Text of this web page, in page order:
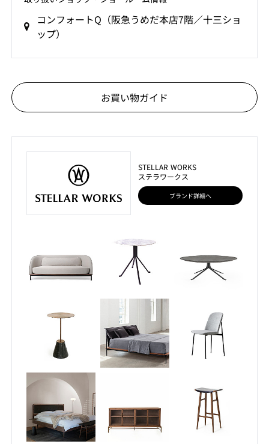
コンフォートQ（阪急うめだ本店7階／十三ショ
ップ）
お買い物ガイド
STELLAR WORKS
ステラワークス
ブランド詳細へ